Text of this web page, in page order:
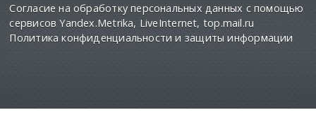
Согласие на обработку персональных данных с помощью
сервисов Yandex.Metrika, LiveInternet, top.mail.ru
Политика конфиденциальности и защиты информации